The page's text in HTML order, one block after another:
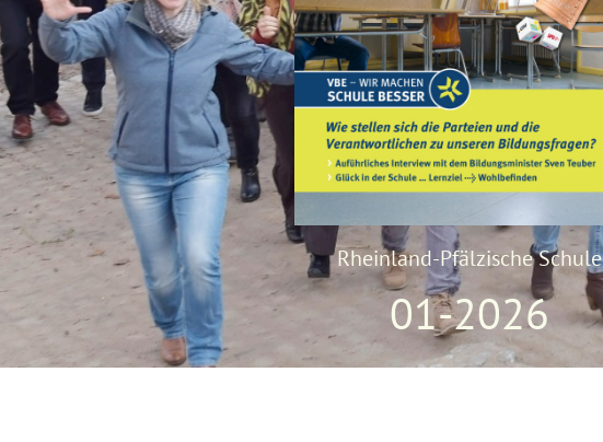
Rheinland-Pfälzische Schule
01-2026